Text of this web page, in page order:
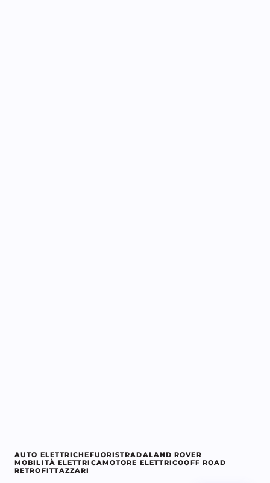
AUTO ELETTRICHEFUORISTRADALAND ROVER
MOBILITÀ ELETTRICAMOTORE ELETTRICOOFF ROAD
RETROFITTAZZARI